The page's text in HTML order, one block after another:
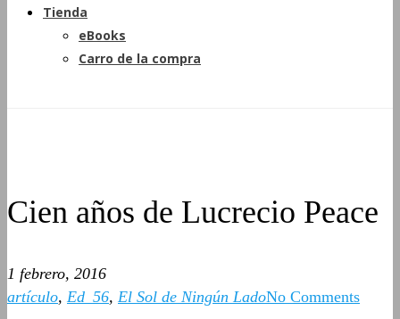
Tienda
eBooks
Carro de la compra
Cien años de Lucrecio Peace
1 febrero, 2016
artículo, Ed_56, El Sol de Ningún LadoNo Comments